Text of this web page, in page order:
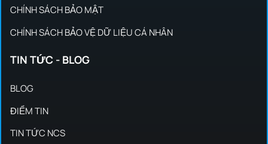
CHÍNH SÁCH BẢO MẬT
CHÍNH SÁCH BẢO VỆ DỮ LIỆU CÁ NHÂN
TIN TỨC - BLOG
BLOG
ĐIỂM TIN
TIN TỨC NCS